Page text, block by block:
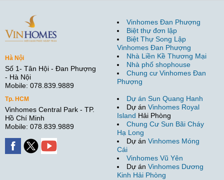
Hà Nội
Số 1- Tân Hội - Đan Phượng
- Hà Nội
Mobile: 078.839.9889
Tp. HCM
Vinhomes Central Park - TP.
Hồ Chí Minh
Mobile: 078.839.9889
Vinhomes Đan Phượng
Biệt thự đơn lập
Biệt Thự Song Lập
Vinhomes Đan Phượng
Nhà Liền Kề Thương Mại
Nhà phố shophouse
Chung cư Vinhomes Đan
Phượng
Dự án Sun Quang Hanh
Dự án Vinhomes Royal
Island Hải Phòng
Chung Cư Sun Bãi Cháy
Hạ Long
Dự án Vinhomes Móng
Cái
Vinhomes Vũ Yên
Dự án Vinhomes Dương
Kinh Hải Phòng